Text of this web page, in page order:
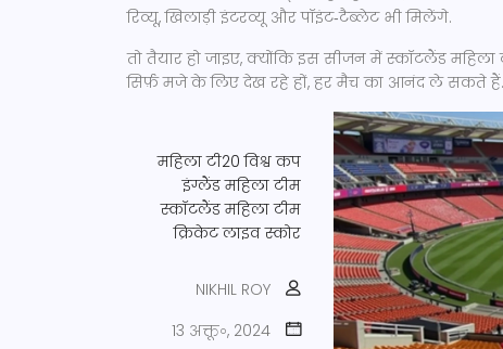
रिव्यू, खिलाड़ी इंटरव्यू और पॉइंट‑टैब्लेट भी मिलेंगे.
तो तैयार हो जाइए, क्योंकि इस सीजन में स्कॉटलैंड
सिर्फ़ मजे के लिए देख रहे हों, हर मैच का आनंद ले सकते हैं.
महिला टी20 विश्व कप
इंग्लैंड महिला टीम
स्कॉटलैंड महिला टीम
क्रिकेट लाइव स्कोर
NIKHIL ROY
13 अक्तू॰, 2024